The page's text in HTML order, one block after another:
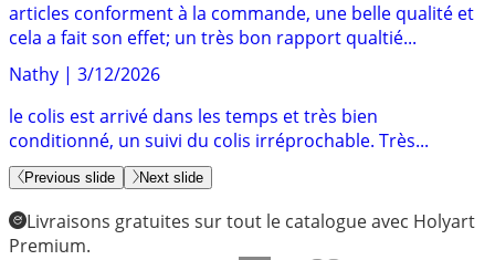
articles conforment à la commande, une belle qualité et
cela a fait son effet; un très bon rapport qualtié...
Nathy | 3/12/2026
le colis est arrivé dans les temps et très bien
conditionné, un suivi du colis irréprochable. Très...
Previous slide Next slide
Livraisons gratuites sur tout le catalogue avec Holyart
Premium.